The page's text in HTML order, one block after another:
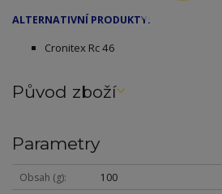
ALTERNATIVNÍ PRODUKTY:
Cronitex Rc 46
Původ zboží
Parametry
Obsah (g)
100